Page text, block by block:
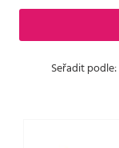
Seřadit podle: